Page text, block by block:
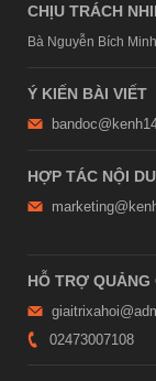
CHỊU TRÁCH
Bà Nguyễn Bích Minh
Ý KIẾN BÀI VIẾT
HỢP TÁC NỘI
HỖ TRỢ QUẢNG
02473007108